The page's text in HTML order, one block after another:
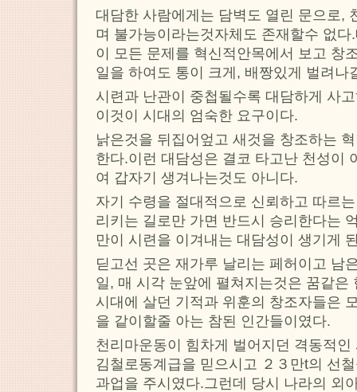
대담한 사람에게는 담벽도 열린 문으로,
며 불가능이라는것자체도 존재할수 없
이 모든 문제를 혁신적안목에서 보고 창
일을 하여도 통이 크게, 배짱있게 벌려나
시련과 난관이 중첩될수록 대담하게 사
이것이 시대의 엄숙한 요구이다.
낡은것을 뒤집어엎고 새것을 창조하는
한다.이런 대담성은 결코 타고난 천성이
여 갑자기 생겨나는것도 아니다.
자기 수령을 절대적으로 신뢰하고 따르
리키는 길로만 가면 반드시 승리한다는
만이 시련을 이겨내는 대담성이 생기게
딛고선 곳은 재가루 날리는 페허이고 남
일, 매 시각 눈앞에 펼쳐지는것은 꿈같은
시대에 살던 기적과 위훈의 창조자들은
을 같이할줄 아는 참된 인간들이였다.
천리마운동이 힘차게 벌어지던 격동적
김철로동계급을 믿으시고 ２３만t의 선
과업을 주시였다.그런데 당시 나라의 외